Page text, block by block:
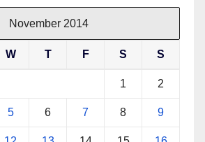
November 2014
W T F S S
1 2
5 6 7 8 9